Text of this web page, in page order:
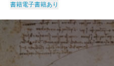
書籍電子書籍あり